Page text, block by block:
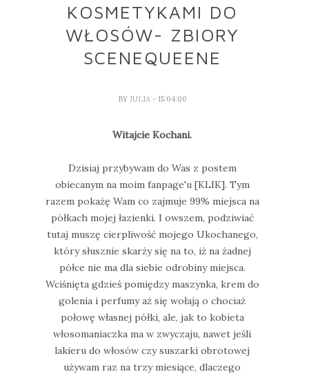
KOSMETYKAMI DO
WŁOSÓW- ZBIORY
SCENEQUEENE
BY JULIA - 15:04:00
Witajcie Kochani.
Dzisiaj przybywam do Was z postem
obiecanym na moim fanpage'u [KLIK]. Tym
razem pokażę Wam co zajmuje 99% miejsca na
półkach mojej łazienki. I owszem, podziwiać
tutaj muszę cierpliwość mojego Ukochanego,
który słusznie skarży się na to, iż na żadnej
półce nie ma dla siebie odrobiny miejsca.
Wciśnięta gdzieś pomiędzy maszynka, krem do
golenia i perfumy aż się wołają o chociaż
połowę własnej półki, ale, jak to kobieta
włosomaniaczka ma w zwyczaju, nawet jeśli
lakieru do włosów czy suszarki obrotowej
używam raz na trzy miesiące, dlaczego